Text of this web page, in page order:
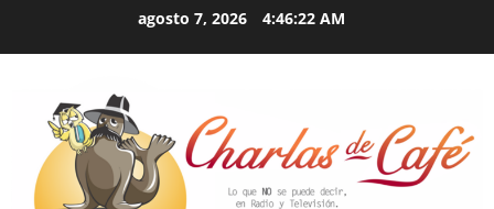
agosto 7, 2026 4:46:22 AM